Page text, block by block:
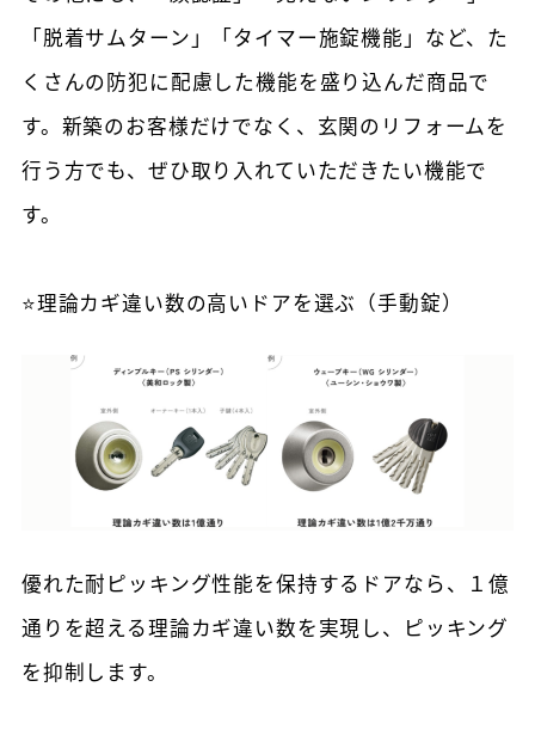
「脱着サムターン」「タイマー施錠機能」など、た
くさんの防犯に配慮した機能を盛り込んだ商品で
す。新築のお客様だけでなく、玄関のリフォームを
行う方でも、ぜひ取り入れていただきたい機能で
す。
⭐理論カギ違い数の高いドアを選ぶ（手動錠）
優れた耐ピッキング性能を保持するドアなら、１億
通りを超える理論カギ違い数を実現し、ピッキング
を抑制します。